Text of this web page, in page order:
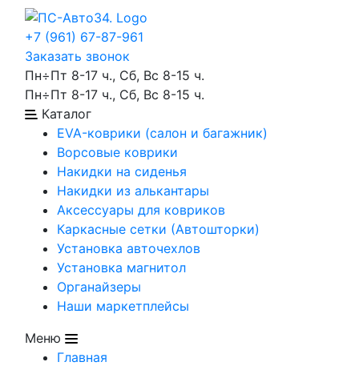
+7 (961) 67-87-961
Заказать звонок
Пн÷Пт 8-17 ч., Сб, Вс 8-15 ч.
Пн÷Пт 8-17 ч., Сб, Вс 8-15 ч.
Каталог
EVA-коврики (салон и багажник)
Ворсовые коврики
Накидки на сиденья
Накидки из алькантары
Аксессуары для ковриков
Каркасные сетки (Автошторки)
Установка авточехлов
Установка магнитол
Органайзеры
Наши маркетплейсы
Меню
Главная